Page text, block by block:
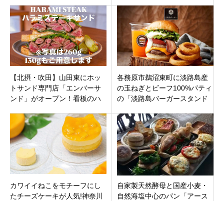
ープン！
【北摂・吹田】山田東にホッ
トサンド専門店「エンバーサ
ンド」がオープン！看板のハ
ボリューム！
各務原市鵜沼東町に淡路島産
の玉ねぎとビーフ100%パティ
の「淡路島バーガースタンド
い
カワイイねこをモチーフにし
たチーズケーキが人気!神奈川
自家製天然酵母と国産小麦・
自然海塩中心のパン「アース